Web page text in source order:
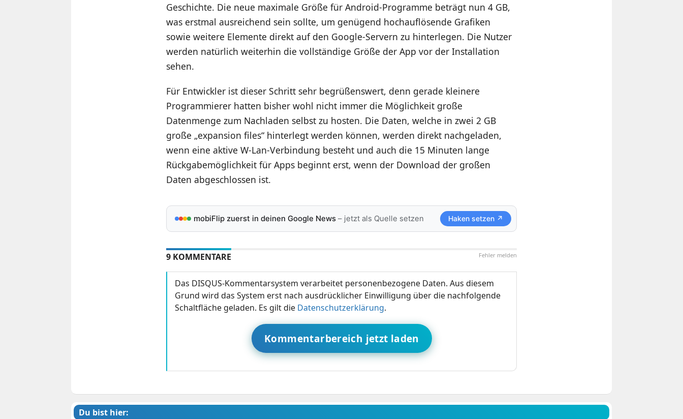
Geschichte. Die neue maximale Größe für Android-Programme beträgt nun 4 GB,
was erstmal ausreichend sein sollte, um genügend hochauflösende Grafiken
sowie weitere Elemente direkt auf den Google-Servern zu hinterlegen. Die Nutzer
werden natürlich weiterhin die vollständige Größe der App vor der Installation
sehen.
Für Entwickler ist dieser Schritt sehr begrüßenswert, denn gerade kleinere
Programmierer hatten bisher wohl nicht immer die Möglichkeit große
Datenmenge zum Nachladen selbst zu hosten. Die Daten, welche in zwei 2 GB
große „expansion files“ hinterlegt werden können, werden direkt nachgeladen,
wenn eine aktive W-Lan-Verbindung besteht und auch die 15 Minuten lange
Rückgabemöglichkeit für Apps beginnt erst, wenn der Download der großen
Daten abgeschlossen ist.
mobiFlip zuerst in deinen Google News– jetzt als Quelle setzen Haken setzen ↗
Fehler melden
9 KOMMENTARE
Das DISQUS-Kommentarsystem verarbeitet personenbezogene Daten. Aus diesem
Grund wird das System erst nach ausdrücklicher Einwilligung über die nachfolgende
Schaltfläche geladen. Es gilt die Datenschutzerklärung.
Kommentarbereich jetzt laden
Du bist hier: